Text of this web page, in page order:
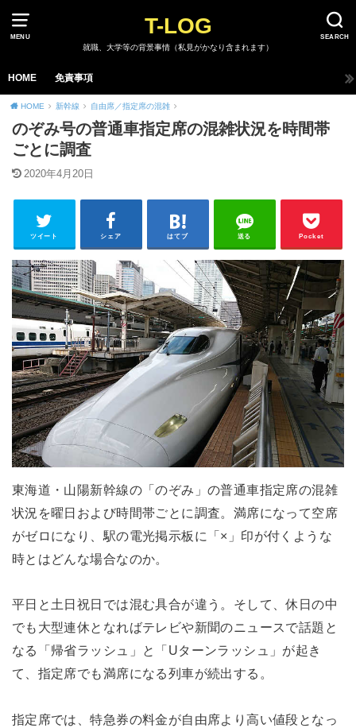
MENU SEARCH
T-LOG
就職、大学等の背景事情（私見がかなり含まれます）
HOME 免責事項
HOME 新幹線 自由席／指定席の混雑
のぞみ号の普通車指定席の混雑状況を時間帯
ごとに調査
2020年4月20日
ツイート シェア はてブ 送る Pocket
東海道・山陽新幹線の「のぞみ」の普通車指定席の混雑
状況を曜日および時間帯ごとに調査。満席になって空席
がゼロになり、駅の電光掲示板に「×」印が付くような
時とはどんな場合なのか。
平日と土日祝日では混む具合が違う。そして、休日の中
でも大型連休となればテレビや新聞のニュースで話題と
なる「帰省ラッシュ」と「Uターンラッシュ」が起き
て、指定席でも満席になる列車が続出する。
指定席では、特急券の料金が自由席より高い値段となっ